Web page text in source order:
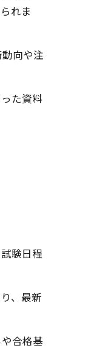
れま
向や注
た資料
験日程
、最新
合格基